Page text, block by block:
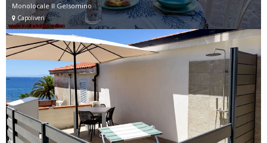
Monolocale Il Gelsomino
Capoliveri